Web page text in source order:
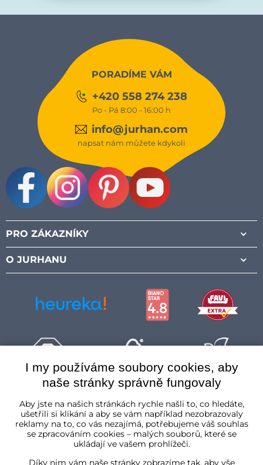
PORADÍME VÁM
+420 558 274 238
Po - Pá 8:00 - 16:00 h
info@jurhan.com
napsat nám můžete kdykoli
PRO ZÁKAZNÍKY
O JURHANU
I my používáme soubory cookies, aby
naše stránky správně fungovaly
Aby jste na našich stránkách rychle našli to, co hledáte,
ušetřili si klikání a aby se vám například nezobrazovaly
reklamy na to, co vás nezajímá, potřebujeme váš souhlas
se zpracováním cookies – malých souborů, které se
ukládají ve vašem prohlížeči.
Díky nim vám naše stránky zobrazíme tak, aby vše